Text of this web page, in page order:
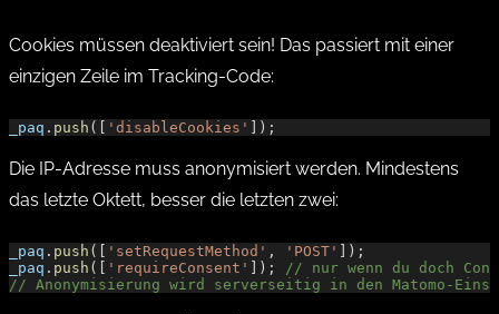
Cookies müssen deaktiviert sein! Das passiert mit einer
einzigen Zeile im Tracking-Code:
_paq . push ([ 'disableCookies' ]);
Die IP-Adresse muss anonymisiert werden. Mindestens
das letzte Oktett, besser die letzten zwei:
_paq . push ([ 'setRequestMethod' , 'POST'
]);
_paq . push ([ 'requireConsent' ]); // nur wenn du doch
// Anonymisierung wird serverseitig in den Matomo-